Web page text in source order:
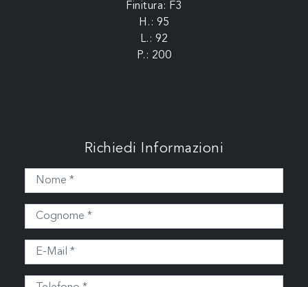
Finitura: F3
H.: 95
L.: 92
P.: 200
Richiedi Informazioni